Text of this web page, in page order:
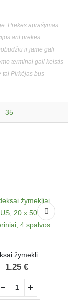
Prekės aprašymas
ant prekės
ir jame gali
terminai gali keistis
tai Pirkėjas bus
35
Indeksai žymekliai FORPUS, 20 x 50 mm, popieriniai, 4 spalvos
1.25 €